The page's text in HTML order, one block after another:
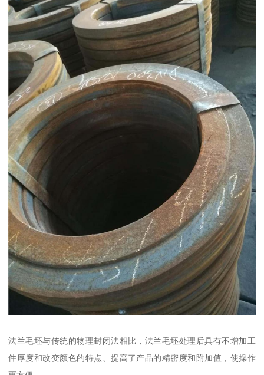
法兰毛坯与传统的物理封闭法相比，法兰毛坯处理后具有不增加工
件厚度和改变颜色的特点、提高了产品的精密度和附加值，使操作